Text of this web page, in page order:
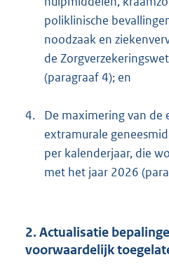
poliklinische
noodzaak en
de
(paragraaf 4); en
4.
De maximering van de
extramurale
per kalenderjaar, die
met het jaar 2026
2. Actualisatie
voorwaardelijk